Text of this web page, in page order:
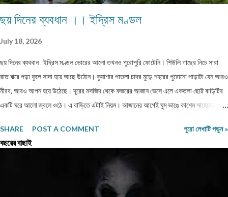
ছয় দিনের ব্যবধান ।। ইদ্রিস মণ্ডল
July 18, 2026
ছয় দিনের ব্যবধান ইদ্রিস মণ্ডল ভোরের আলো তখনও পুরোপুরি ফোটেনি। শিউলি গাছের নিচে সারা
রাত ঝরে পড়া ফুলে সাদা হয়ে আছে উঠোন। কুয়াশার পাতলা চাদর মুড়ে শহরের পুরোনো পাড়াটা যেন আরও
নীরব, আরও আপন হয়ে উঠেছে। দূরের মসজিদ থেকে ফজরের আজান ভেসে এলে একতলা ছোট্ট বাড়িটির
একটি ঘরে আলো জ্বলে ওঠে। এ বাড়িতে এটাই নিয়ম। আজানের আগেই ঘুম ভাঙে কাশেম সাহেবের।
বসেন, পাশে ঘুমিয়ে থাকা স্ত্রী মিরা বেগমের দিকে একবার তাকান। ঘুমের ভেতরেও মিরা বেগমের মুখে
অদ্ভুত এক প্রশান্তি লেগে থাকে। এত বছর একসঙ্গে থাকার পর মানুষটিকে আর নতুন করে দেখার কিছু
নেই, তবু প্রতিদিন ভোরে তাঁর মনে হয়—এই মানুষটিই তাঁর জীবনের সবচেয়ে বড় প্রাপ্তি। ওজু সেরে
নামাজ পড়ে তিনি বারান্দায় এসে বসেন। শীতের বাতাসে তুলসীপাতার গন্ধ মিশে আছে। একটু পরেই মিরা
বেগম দু'কাপ ধোঁয়া ওঠা চা নিয়ে এসে পাশে বসেন। — "চায়ে চিনি কম দিয়েছি। ডাক্তার তো বারবার
SHARE POST A COMMENT পুরো লেখাটি পড়ুন »
বছরের বাছাই